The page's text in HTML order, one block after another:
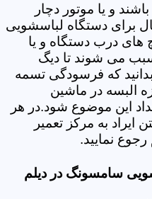
و یا موتور دچار
برای دستگاه لباسشویی
های درب دستگاه و یا
می شوند تا دیگ
که فرسودگی تسمه
البسه در ماشین
این موضوع شود.در هر
به مرکز تعمیر
نمایید.
سامسونگ در دیلم